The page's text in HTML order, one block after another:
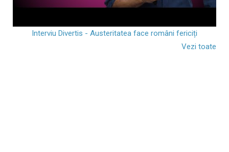
Interviu Divertis - Austeritatea face români fericiți
Vezi toate